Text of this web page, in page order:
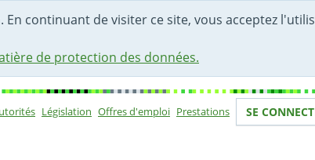
continuant de visiter ce site, vous acceptez
de protection des données.
Législation Offres d'emploi Prestations Votre
SE